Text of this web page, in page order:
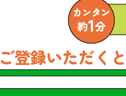
ご登録いただくと